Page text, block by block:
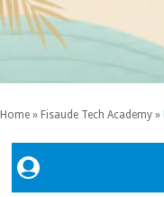
Home » Fisaude Tech Academy »